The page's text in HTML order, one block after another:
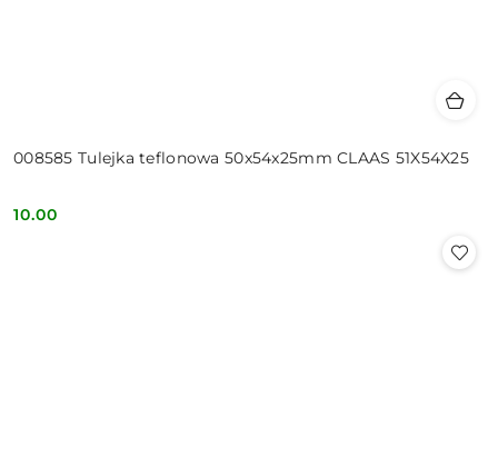
008585 Tulejka teflonowa 50x54x25mm CLAAS 51X54X25
Cena:
10.00